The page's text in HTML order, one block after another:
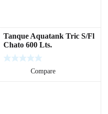
Tanque Aquatank Tric S/Fl
Chato 600 Lts.
Compare